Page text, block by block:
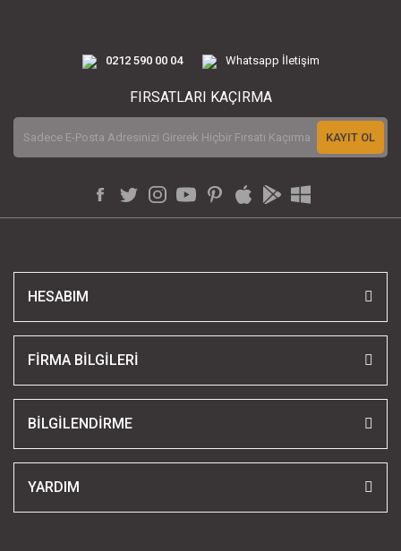
0212 590 00 04 Whatsapp İletişim
FIRSATLARI KAÇIRMA
KAYIT OL
HESABIM
FİRMA BİLGİLERİ
BİLGİLENDİRME
YARDIM